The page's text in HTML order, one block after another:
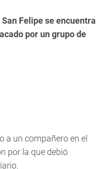
Felipe se encuentra
por un grupo de
a un compañero en el
por la que debió